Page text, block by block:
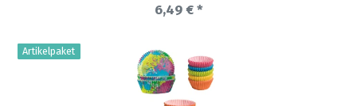
6,49 € *
Artikelpaket